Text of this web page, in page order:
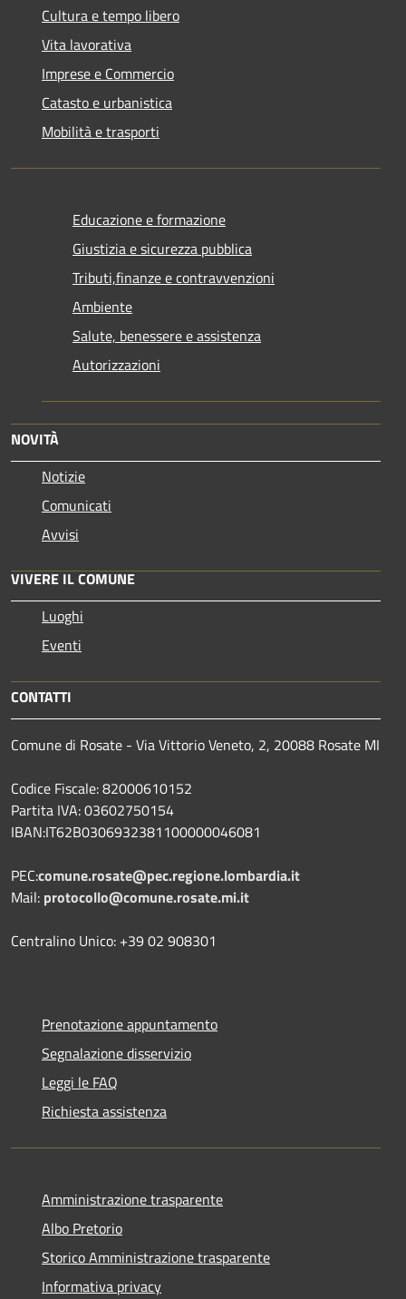
Cultura e tempo libero
Vita lavorativa
Imprese e Commercio
Catasto e urbanistica
Mobilità e trasporti
Educazione e formazione
Giustizia e sicurezza pubblica
Tributi,finanze e contravvenzioni
Ambiente
Salute, benessere e assistenza
Autorizzazioni
NOVITÀ
Notizie
Comunicati
Avvisi
VIVERE IL COMUNE
Luoghi
Eventi
CONTATTI
Comune di Rosate - Via Vittorio Veneto, 2, 20088 Rosate MI
Codice Fiscale: 82000610152
Partita IVA: 03602750154
IBAN:IT62B0306932381100000046081
PEC:comune.rosate@pec.regione.lombardia.it
Mail: protocollo@comune.rosate.mi.it
Centralino Unico: +39 02 908301
Prenotazione appuntamento
Segnalazione disservizio
Leggi le FAQ
Richiesta assistenza
Amministrazione trasparente
Albo Pretorio
Storico Amministrazione trasparente
Informativa privacy